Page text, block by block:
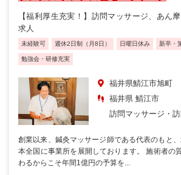
【福利厚生充実！】訪問マッサージ、あん
求人
未経験可 週休2日制（月8日） 日曜日休み 新卒・
勉強会・研修充実
福井県鯖江市旭町
福井県 鯖江市
訪問マッサージ・
創業以来、鍼灸マッサージ師である代表のもと
本全国に事業所を展開しております。 施術者の
わるからこそ年間1億円の予算を...